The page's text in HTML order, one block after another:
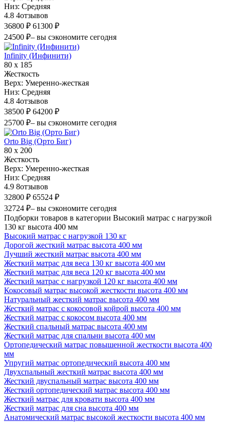
Низ: Средняя
4.8 4отзывов
36800 ₽ 61300 ₽
24500 ₽– вы сэкономите сегодня
Infinity (Инфинити)
80 х 185
Жесткость
Верх: Умеренно-жесткая
Низ: Средняя
4.8 4отзывов
38500 ₽ 64200 ₽
25700 ₽– вы сэкономите сегодня
Orto Big (Орто Биг)
80 х 200
Жесткость
Верх: Умеренно-жесткая
Низ: Средняя
4.9 8отзывов
32800 ₽ 65524 ₽
32724 ₽– вы сэкономите сегодня
Подборки товаров в категории Высокий матрас с нагрузкой
130 кг высота 400 мм
Высокий матрас с нагрузкой 130 кг
Дорогой жесткий матрас высота 400 мм
Лучший жесткий матрас высота 400 мм
Жесткий матрас для веса 130 кг высота 400 мм
Жесткий матрас для веса 120 кг высота 400 мм
Жесткий матрас с нагрузкой 120 кг высота 400 мм
Кокосовый матрас высокой жесткости высота 400 мм
Натуральный жесткий матрас высота 400 мм
Жесткий матрас с кокосовой койрой высота 400 мм
Жесткий матрас с кокосом высота 400 мм
Жесткий спальный матрас высота 400 мм
Жесткий матрас для спальни высота 400 мм
Ортопедический матрас повышенной жесткости высота 400
мм
Упругий матрас ортопедический высота 400 мм
Двухспальный жесткий матрас высота 400 мм
Жесткий двуспальный матрас высота 400 мм
Жесткий ортопедический матрас высота 400 мм
Жесткий матрас для кровати высота 400 мм
Жесткий матрас для сна высота 400 мм
Анатомический матрас высокой жесткости высота 400 мм